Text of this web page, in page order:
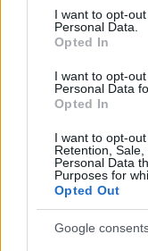
consent section.
I want to opt-
Personal Data.
Opted In
I want to opt-
Personal Data
Opted In
I want to opt-
Retention,
Personal Data
Purposes for
Opted Out
Google
Ajánlott
Új